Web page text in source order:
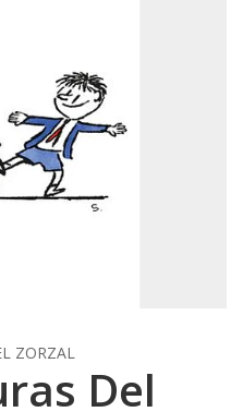
ZORZAL
Del